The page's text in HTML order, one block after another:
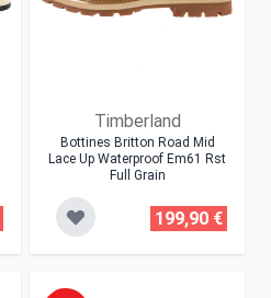
Timberland
Bottines Britton Road Mid
Lace Up Waterproof Em61 Rst
Full Grain
199,90 €